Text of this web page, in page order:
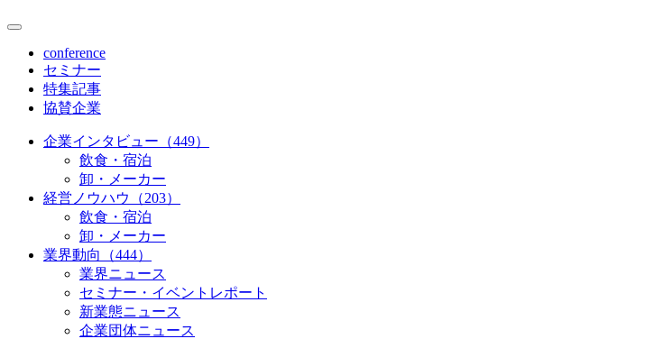
conference
セミナー
特集記事
協賛企業
企業インタビュー（449）
飲食・宿泊
卸・メーカー
経営ノウハウ（203）
飲食・宿泊
卸・メーカー
業界動向（444）
業界ニュース
セミナー・イベントレポート
新業態ニュース
企業団体ニュース